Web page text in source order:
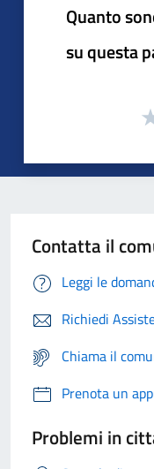
Quanto
su questa
Contatta il
Leggi le
Richiedi
Chiama il
Prenota un
Problemi in